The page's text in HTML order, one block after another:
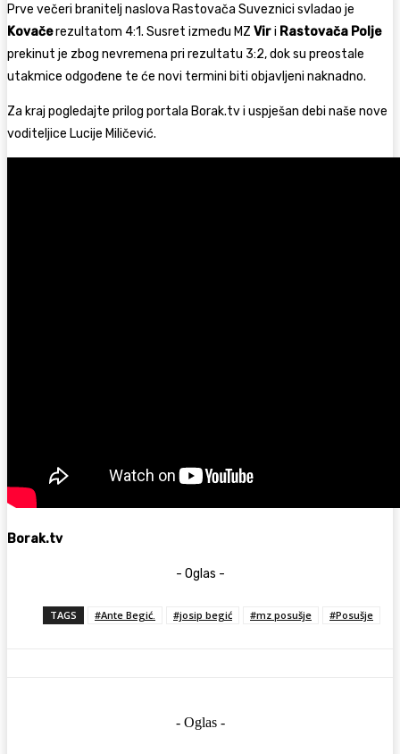
Prve večeri branitelj naslova Rastovača Suveznici svladao je
Kovačerezultatom 4:1. Susret između MZ Viri Rastovača Polje
prekinut je zbog nevremena pri rezultatu 3:2, dok su preostale
utakmice odgođene te će novi termini biti objavljeni naknadno.
Za kraj pogledajte prilog portala Borak.tv i uspješan debi naše nove
voditeljice Lucije Miličević.
Borak.tv
- Oglas -
TAGS #Ante Begić. #josip begić #mz posušje #Posušje
- Oglas -